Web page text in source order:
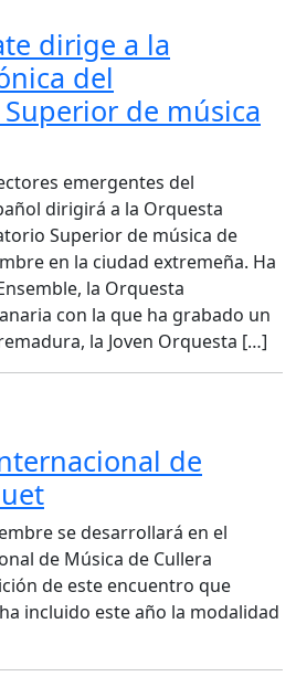
dirige a la
del
de música
emergentes del
dirigirá a la Orquesta
Superior de música de
en la ciudad extremeña. Ha
la Orquesta
con la que ha grabado un
la Joven Orquesta […]
de
se desarrollará en el
de Música de Cullera
de este encuentro que
incluido este año la modalidad